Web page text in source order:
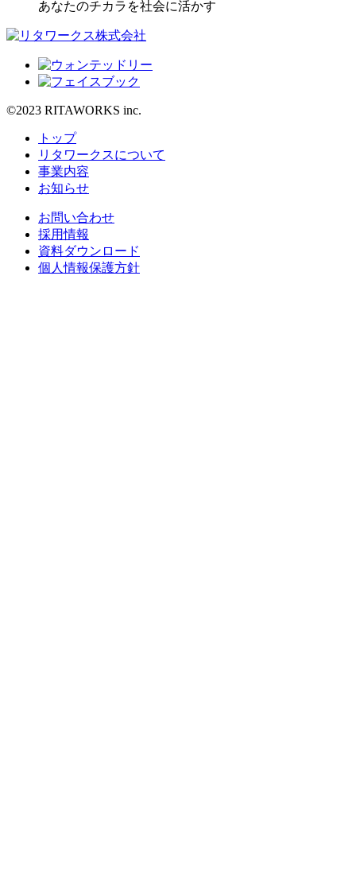
あなたのチカラを社会に活かす
©2023 RITAWORKS inc.
トップ
リタワークスについて
事業内容
お知らせ
お問い合わせ
採用情報
資料ダウンロード
個人情報保護方針